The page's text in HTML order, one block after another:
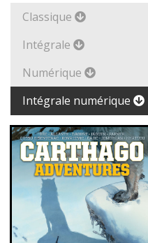
Classique
Intégrale
Numérique
Intégrale numérique